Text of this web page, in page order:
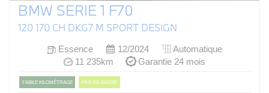
BMW SERIE 1 F70
120 170 CH DKG7 M SPORT DESIGN
Essence 12/2024
Automatique
11 235km
Garantie 24 mois
FAIBLE KILOMÉTRAGE PRIX EN BAISSE